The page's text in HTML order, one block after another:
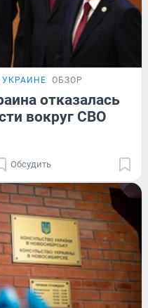
ОБЗОР
отказалась
вокруг СВО
Обсудить